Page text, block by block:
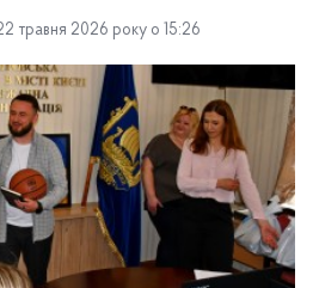
травня 2026 року о 15:26